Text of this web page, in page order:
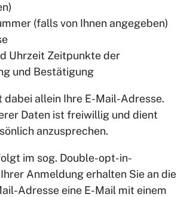
(falls von Ihnen angegeben)
Uhrzeit Zeitpunkte der
und Bestätigung
allein Ihre E-Mail-Adresse.
Daten ist freiwillig und dient
anzusprechen.
im sog. Double-opt-in-
Anmeldung erhalten Sie an die
Adresse eine E-Mail mit einem